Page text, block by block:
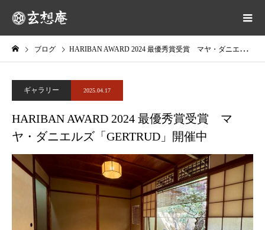
ブログ HARIBAN AWARD 2024 最優秀賞受賞 マヤ・ダニエルズ「GERTRUD」開催中
ギャラリー 2025.04.17
HARIBAN AWARD 2024 最優秀賞受賞 マ
ヤ・ダニエルズ「GERTRUD」開催中